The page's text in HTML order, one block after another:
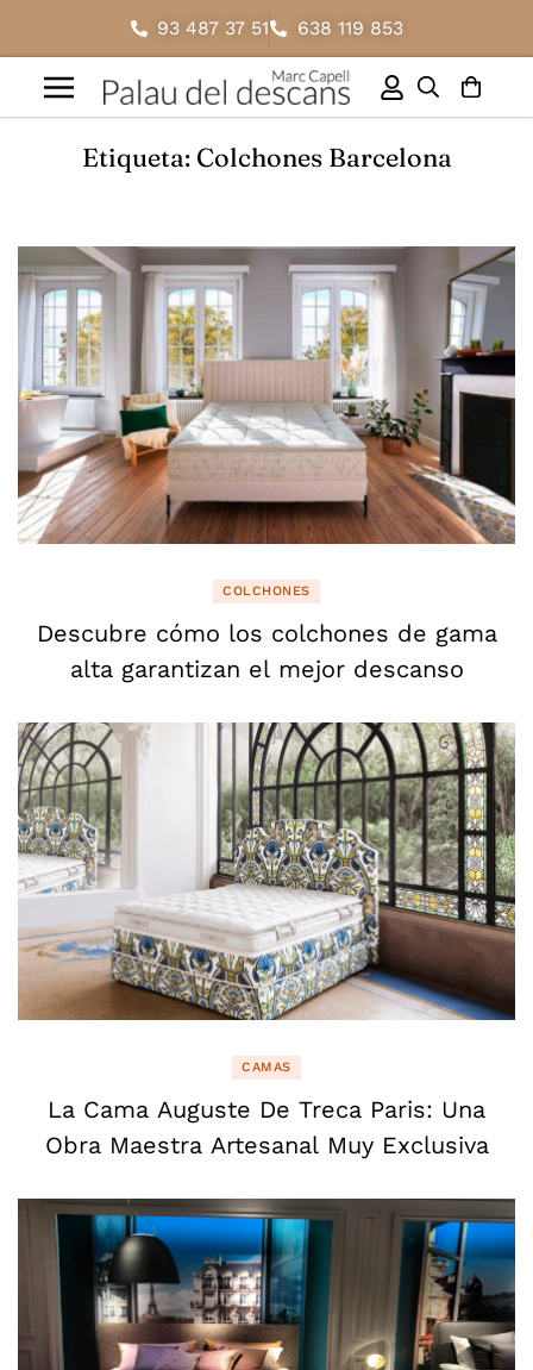
93 487 37 51 638 119 853
Etiqueta: Colchones Barcelona
COLCHONES
Descubre cómo los colchones de gama
alta garantizan el mejor descanso
CAMAS
La Cama Auguste De Treca Paris: Una
Obra Maestra Artesanal Muy Exclusiva